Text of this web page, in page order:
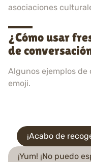
asociaciones
¿Cómo usar
de
Algunos ejemplos de
emoji.
¡Acabo de
¡Yum! ¡No puedo